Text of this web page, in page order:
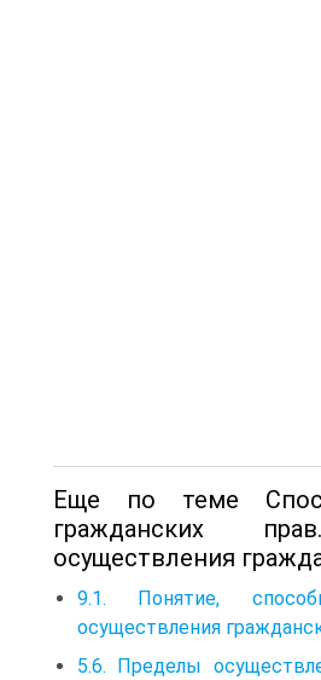
Еще по теме
гражданских
осуществления
9.1. Понятие,
осуществления
5.6. Пределы